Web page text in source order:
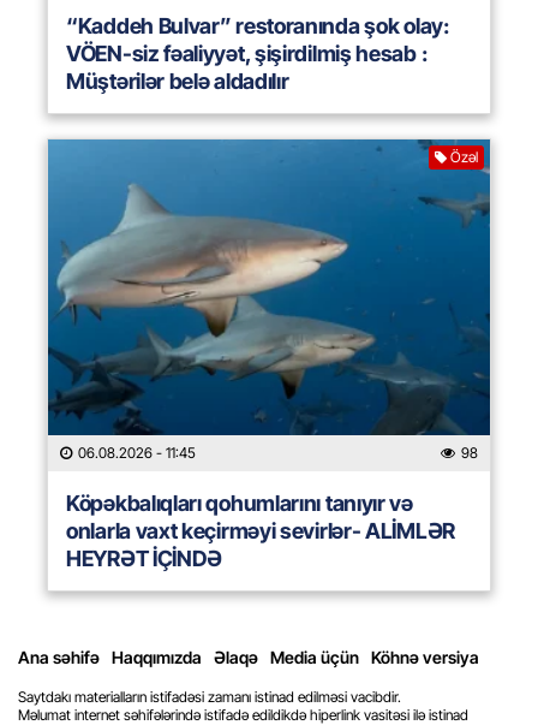
“Kaddeh Bulvar” restoranında şok olay:
VÖEN-siz fəaliyyət, şişirdilmiş hesab :
Müştərilər belə aldadılır
Özəl
06.08.2026 - 11:45 98
Köpəkbalıqları qohumlarını tanıyır və
onlarla vaxt keçirməyi sevirlər- ALİMLƏR
HEYRƏT İÇİNDƏ
Ana səhifə Haqqımızda Əlaqə Media üçün Köhnə versiya
Saytdakı materialların istifadəsi zamanı istinad edilməsi vacibdir.
Məlumat internet səhifələrində istifadə edildikdə hiperlink vasitəsi ilə istinad